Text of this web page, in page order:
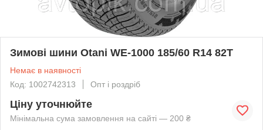
Зимові шини Otani WE-1000 185/60 R14 82T
Немає в наявності
Код: 1002742313
Опт і роздріб
Ціну уточнюйте
Мінімальна сума замовлення на сайті — 200 ₴